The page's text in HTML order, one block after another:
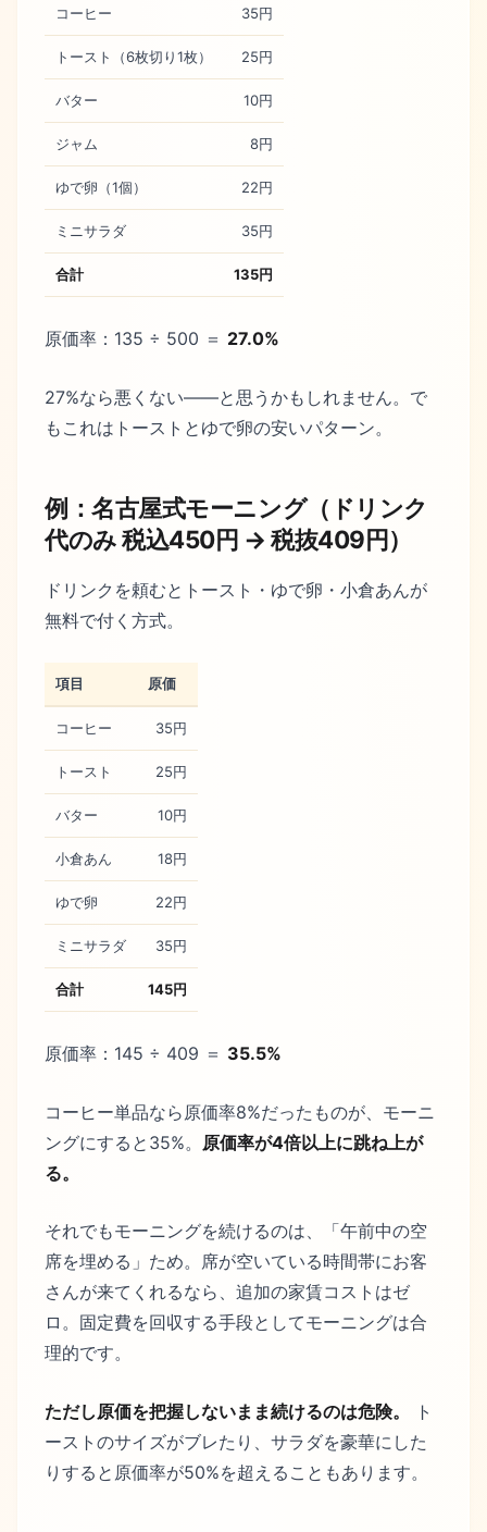
コーヒー 35円
トースト（6枚切り1枚） 25円
バター 10円
ジャム 8円
ゆで卵（1個） 22円
ミニサラダ 35円
合計 135円
原価率：135 ÷ 500 ＝ 27.0%
27%なら悪くない——と思うかもしれません。で
もこれはトーストとゆで卵の安いパターン。
例：名古屋式モーニング（ドリンク
代のみ 税込450円 → 税抜409円）
ドリンクを頼むとトースト・ゆで卵・小倉あんが
無料で付く方式。
項目 原価
コーヒー 35円
トースト 25円
バター 10円
小倉あん 18円
ゆで卵 22円
ミニサラダ 35円
合計 145円
原価率：145 ÷ 409 ＝ 35.5%
コーヒー単品なら原価率8%だったものが、モーニ
ングにすると35%。 原価率が4倍以上に跳ね上が
る。
それでもモーニングを続けるのは、「午前中の空
席を埋める」ため。席が空いている時間帯にお客
さんが来てくれるなら、追加の家賃コストはゼ
ロ。固定費を回収する手段としてモーニングは合
理的です。
ただし原価を把握しないまま続けるのは危険。
ト
ーストのサイズがブレたり、サラダを豪華にした
りすると原価率が50%を超えることもあります。